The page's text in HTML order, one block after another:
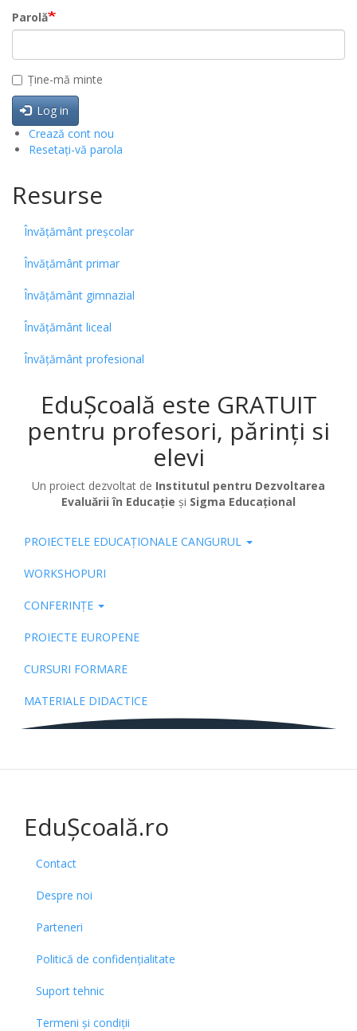
Parolă
Ține-mă minte
Log in
Crează cont nou
Resetați-vă parola
Resurse
Învățământ preșcolar
Învățământ primar
Învățământ gimnazial
Învățământ liceal
Învățământ profesional
EduȘcoală este GRATUIT
pentru profesori, părinți si
elevi
Un proiect dezvoltat de Institutul pentru Dezvoltarea
Evaluării în Educație și Sigma Educațional
Pub
PROIECTELE EDUCAȚIONALE CANGURUL
WORKSHOPURI
CONFERINȚE
PROIECTE EUROPENE
CURSURI FORMARE
MATERIALE DIDACTICE
EduȘcoală.ro
Contact
Despre noi
Parteneri
Politică de confidențialitate
Suport tehnic
Termeni și condiții